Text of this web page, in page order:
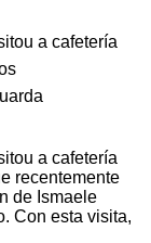
a cafetería
a cafetería
recentemente
de Ismaele
Con esta visita,